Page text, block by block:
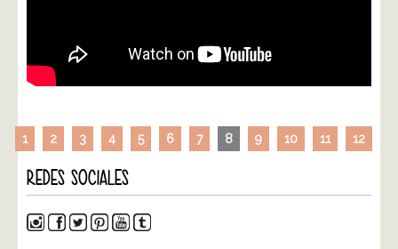
1 2 3 4 5 6 7 8 9 10 11 12
REDES SOCIALES